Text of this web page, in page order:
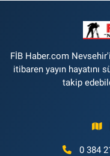
FİB Haber.com
itibaren yayın hayatını
takip
0 384